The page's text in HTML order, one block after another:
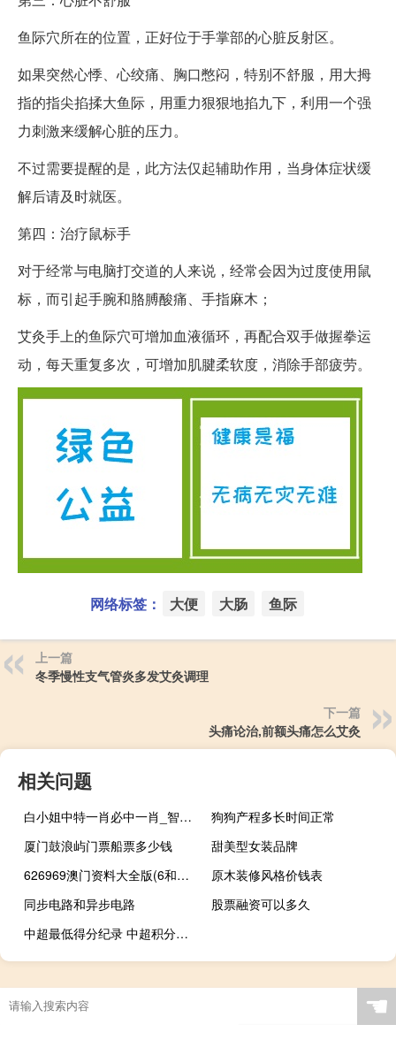
鱼际穴所在的位置，正好位于手掌部的心脏反射区。
如果突然心悸、心绞痛、胸口憋闷，特别不舒服，用大拇
指的指尖掐揉大鱼际，用重力狠狠地掐九下，利用一个强
力刺激来缓解心脏的压力。
不过需要提醒的是，此方法仅起辅助作用，当身体症状缓
解后请及时就医。
第四：治疗鼠标手
对于经常与电脑打交道的人来说，经常会因为过度使用鼠
标，而引起手腕和胳膊酸痛、手指麻木；
艾灸手上的鱼际穴可增加血液循环，再配合双手做握拳运
动，每天重复多次，可增加肌腱柔软度，消除手部疲劳。
网络标签： 大便 大肠 鱼际
上一篇
冬季慢性支气管炎多发艾灸调理
下一篇
头痛论治,前额头痛怎么艾灸
相关问题
白小姐中特一肖必中一肖_智能AI深度解析_百度大脑版A12.31.668
狗狗产程多长时间正常
厦门鼓浪屿门票船票多少钱
甜美型女装品牌
626969澳门资料大全版(6和彩)--详细解答解释落实--实用版700.821
原木装修风格价钱表
同步电路和异步电路
股票融资可以多久
中超最低得分纪录 中超积分榜2016最新
☚